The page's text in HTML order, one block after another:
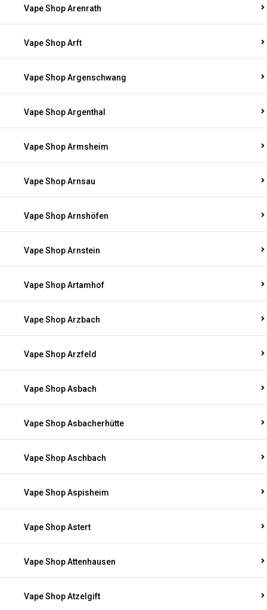
Vape Shop Arenrath
Vape Shop Arft
Vape Shop Argenschwang
Vape Shop Argenthal
Vape Shop Armsheim
Vape Shop Arnsau
Vape Shop Arnshöfen
Vape Shop Arnstein
Vape Shop Artamhof
Vape Shop Arzbach
Vape Shop Arzfeld
Vape Shop Asbach
Vape Shop Asbacherhütte
Vape Shop Aschbach
Vape Shop Aspisheim
Vape Shop Astert
Vape Shop Attenhausen
Vape Shop Atzelgift